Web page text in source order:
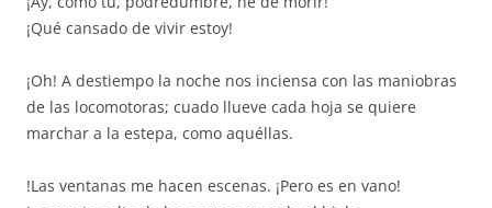
¡Qué cansado de vivir estoy!
¡Oh! A destiempo la noche nos inciensa con las maniobras
de las locomotoras; cuado llueve cada hoja se quiere
marchar a la estepa, como aquéllas.
!Las ventanas me hacen escenas. ¡Pero es en vano!